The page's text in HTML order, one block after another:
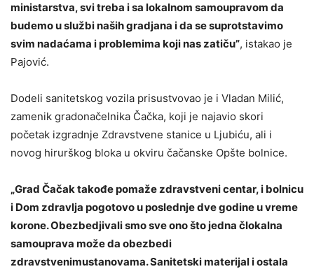
ministarstva, svi treba i sa lokalnom samoupravom da
budemo u službi naših gradjana i da se suprotstavimo
svim nadaćama i problemima koji nas zatiču”, istakao je
Pajović.
Dodeli sanitetskog vozila prisustvovao je i Vladan Milić,
zamenik gradonačelnika Čačka, koji je najavio skori
početak izgradnje Zdravstvene stanice u Ljubiću, ali i
novog hirurškog bloka u okviru čačanske Opšte bolnice.
„Grad Čačak takođe pomaže zdravstveni centar, i bolnicu
i Dom zdravlja pogotovo u poslednje dve godine u vreme
korone. Obezbedjivali smo sve ono što jedna člokalna
samouprava može da obezbedi
zdravstvenimustanovama. Sanitetski materijal i ostala